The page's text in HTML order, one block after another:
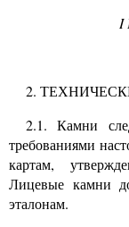
I
2.
2.1. Камни
требованиями
картам,
Лицевые камни
эталонам.